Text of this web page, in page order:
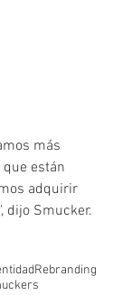
más
están
adquirir
dijo Smucker.
Rebranding